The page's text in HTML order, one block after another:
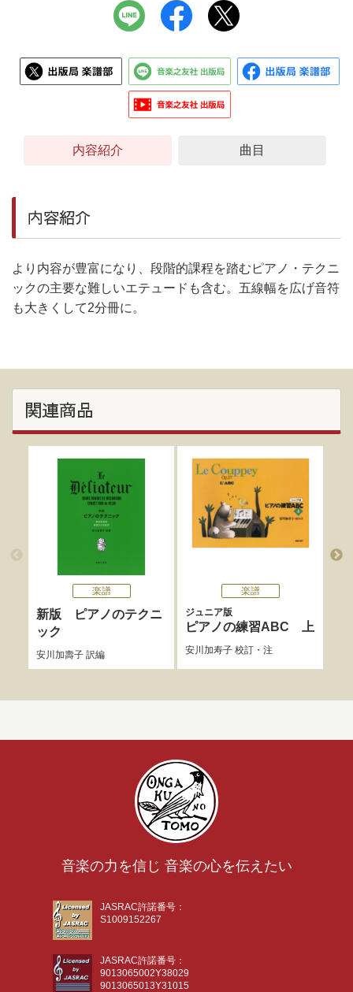
内容紹介 曲目
内容紹介
より内容が豊富になり、段階的課程を踏むピアノ・テクニ
ックの主要な難しいエテュードも含む。五線幅を広げ音符
も大きくして2分冊に。
関連商品
楽譜
新版 ピアノのテクニ
ック
安川加壽子訳編
楽譜
ジュニア版
ピアノの練習ABC 上
安川加寿子校訂・注
音楽の力を信じ 音楽の心を伝えたい
JASRAC許諾番号：
S1009152267
JASRAC許諾番号：
9013065002Y38029
9013065013Y31015